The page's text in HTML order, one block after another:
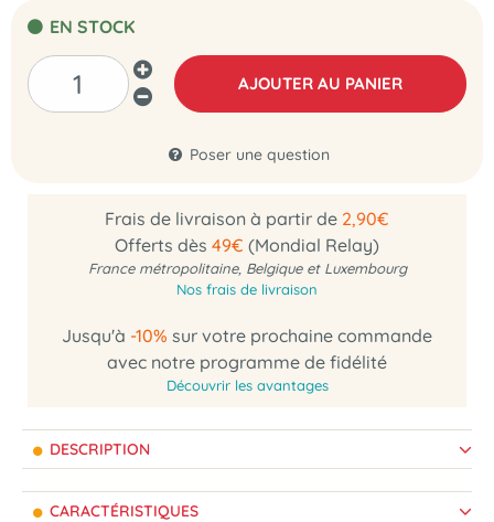
EN STOCK
AJOUTER AU PANIER
Poser une question
Frais de livraison à partir de 2,90€
Offerts dès 49€ (Mondial Relay)
France métropolitaine, Belgique et Luxembourg
Nos frais de livraison
Jusqu'à -10% sur votre prochaine commande
avec notre programme de fidélité
Découvrir les avantages
DESCRIPTION
CARACTÉRISTIQUES